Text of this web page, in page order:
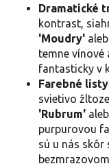
Dramatické
kontrast,
'Moudry'
temne vínové
fantasticky v
Farebné
svietivo
'Rubrum'
purpurovou
sú u nás skôr